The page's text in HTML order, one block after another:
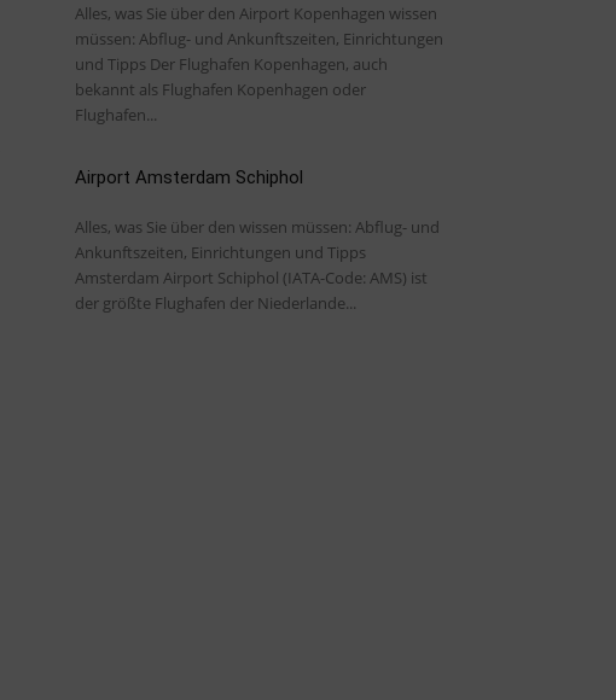
Alles, was Sie über den Airport Kopenhagen wissen
müssen: Abflug- und Ankunftszeiten, Einrichtungen
und Tipps Der Flughafen Kopenhagen, auch
bekannt als Flughafen Kopenhagen oder
Flughafen...
Airport Amsterdam Schiphol
Alles, was Sie über den wissen müssen: Abflug- und
Ankunftszeiten, Einrichtungen und Tipps
Amsterdam Airport Schiphol (IATA-Code: AMS) ist
der größte Flughafen der Niederlande...